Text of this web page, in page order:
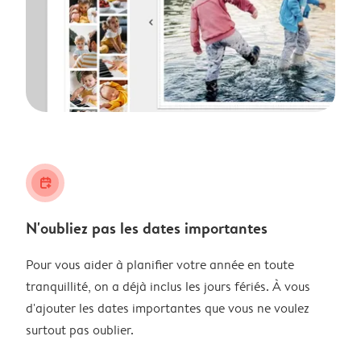
calendar_plus
N'oubliez pas les dates importantes
Pour vous aider à planifier votre année en toute
tranquillité, on a déjà inclus les jours fériés. À vous
d'ajouter les dates importantes que vous ne voulez
surtout pas oublier.